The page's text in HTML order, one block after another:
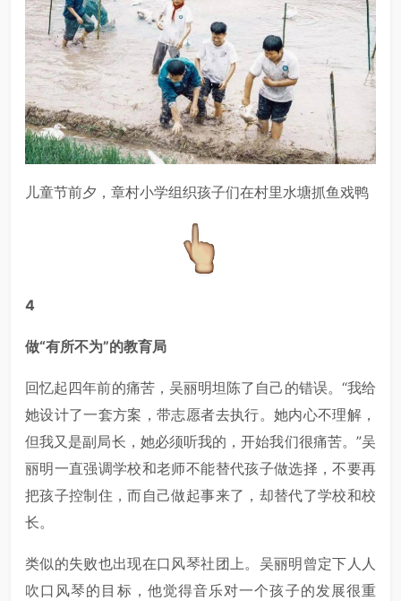
儿童节前夕，章村小学组织孩子们在村里水塘抓鱼戏鸭
4
做“有所不为”的教育局
回忆起四年前的痛苦，吴丽明坦陈了自己的错误。“我给
她设计了一套方案，带志愿者去执行。她内心不理解，
但我又是副局长，她必须听我的，开始我们很痛苦。”吴
丽明一直强调学校和老师不能替代孩子做选择，不要再
把孩子控制住，而自己做起事来了，却替代了学校和校
长。
类似的失败也出现在口风琴社团上。吴丽明曾定下人人
吹口风琴的目标，他觉得音乐对一个孩子的发展很重